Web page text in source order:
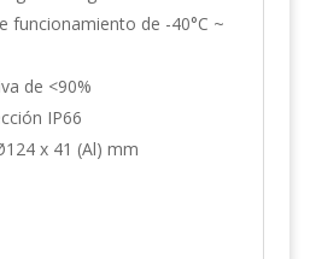
funcionamiento de -40°C ~
de <90%
IP66
x 41 (Al) mm